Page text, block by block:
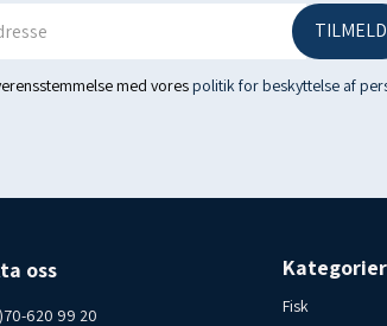
Country of origin: Iceland -
Storage conditions: Best
Consumer contact
TILMELD
med vorespolitik for beskyttelse af
oss
620 99 20
Kategorier
Fisk